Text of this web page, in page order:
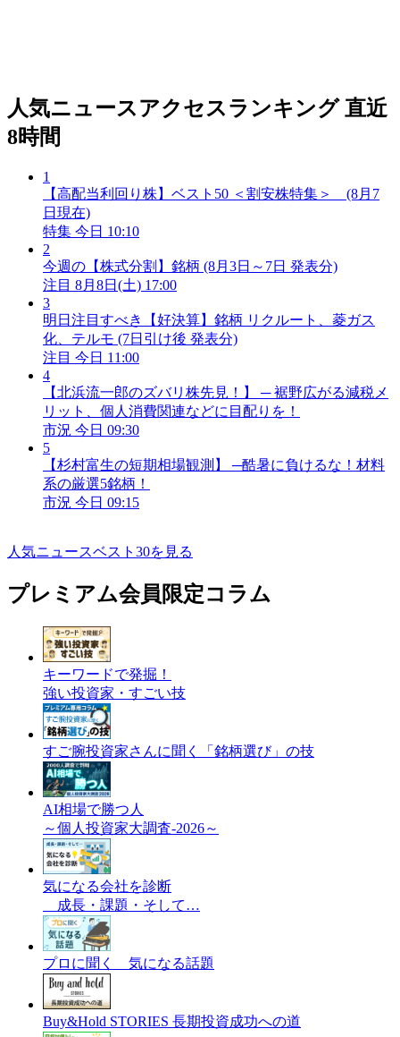
人気ニュースアクセスランキング 直近
8時間
1
【高配当利回り株】ベスト50 ＜割安株特集＞ (8月7
日現在)
特集 今日 10:10
2
今週の【株式分割】銘柄 (8月3日～7日 発表分)
注目 8月8日(土) 17:00
3
明日注目すべき【好決算】銘柄 リクルート、菱ガス
化、テルモ (7日引け後 発表分)
注目 今日 11:00
4
【北浜流一郎のズバリ株先見！】 ─ 裾野広がる減税メ
リット、個人消費関連などに目配りを！
市況 今日 09:30
5
【杉村富生の短期相場観測】 ─酷暑に負けるな！材料
系の厳選5銘柄！
市況 今日 09:15
人気ニュースベスト30を見る
プレミアム会員限定コラム
キーワードで発掘！
強い投資家・すごい技
すご腕投資家さんに聞く「銘柄選び」の技
AI相場で勝つ人
～個人投資家大調査-2026～
気になる会社を診断
成長・課題・そして…
プロに聞く 気になる話題
Buy&Hold STORIES 長期投資成功への道